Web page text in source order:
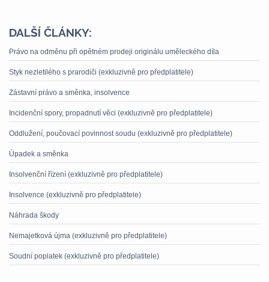
DALŠÍ ČLÁNKY:
Právo na odměnu při opětném prodeji originálu uměleckého díla
Styk nezletilého s prarodiči (exkluzivně pro předplatitele)
Zástavní právo a směnka, insolvence
Incidenční spory, propadnutí věci (exkluzivně pro předplatitele)
Oddlužení, poučovací povinnost soudu (exkluzivně pro předplatitele)
Úpadek a směnka
Insolvenční řízení (exkluzivně pro předplatitele)
Insolvence (exkluzivně pro předplatitele)
Náhrada škody
Nemajetková újma (exkluzivně pro předplatitele)
Soudní poplatek (exkluzivně pro předplatitele)